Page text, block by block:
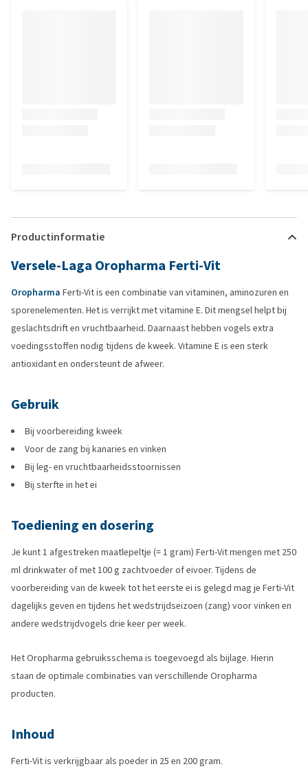
Productinformatie
Versele-Laga Oropharma Ferti-Vit
Oropharma Ferti-Vit is een combinatie van vitaminen, aminozuren en
sporenelementen. Het is verrijkt met vitamine E. Dit mengsel helpt bij
geslachtsdrift en vruchtbaarheid. Daarnaast hebben vogels extra
voedingsstoffen nodig tijdens de kweek. Vitamine E is een sterk
antioxidant en ondersteunt de afweer.
Gebruik
Bij voorbereiding kweek
Voor de zang bij kanaries en vinken
Bij leg- en vruchtbaarheidsstoornissen
Bij sterfte in het ei
Toediening en dosering
Je kunt 1 afgestreken maatlepeltje (= 1 gram) Ferti-Vit mengen met 250
ml drinkwater of met 100 g zachtvoeder of eivoer. Tijdens de
voorbereiding van de kweek tot het eerste ei is gelegd mag je Ferti-Vit
dagelijks geven en tijdens het wedstrijdseizoen (zang) voor vinken en
andere wedstrijdvogels drie keer per week.
Het Oropharma gebruiksschema is toegevoegd als bijlage. Hierin
staan de optimale combinaties van verschillende Oropharma
producten.
Inhoud
Ferti-Vit is verkrijgbaar als poeder in 25 en 200 gram.